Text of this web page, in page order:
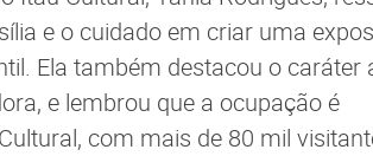
e o cuidado em criar uma
Ela também destacou o caráter
e lembrou que a ocupação é
com mais de 80 mil